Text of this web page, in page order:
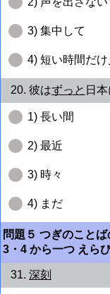
3) 集中して
4) 短い時間だけ
20. 彼はずっと 日
1) 長い間
2) 最近
3) 時々
4) まだ
問題５ つぎのこと
3・4 から一つ えら
31. 深刻